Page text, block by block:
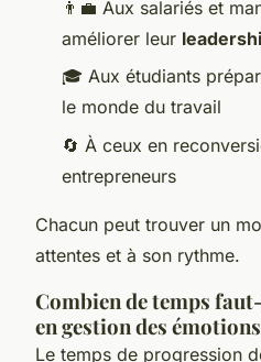
👨‍💼 Aux salariés et
améliorer leur
🎓 Aux étudiants
le monde du travail
🔄 À ceux en
entrepreneurs
Chacun peut trouver un
attentes et à son rythme.
Combien de temps
en gestion des
Le temps de progression